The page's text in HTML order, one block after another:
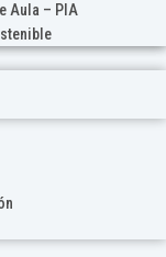
Aula – PIA